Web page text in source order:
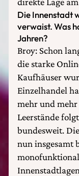
Die Innenstadt
verwaist. Was
Jahren?
Broy: Schon
die starke
Kaufhäuser
Einzelhandel
mehr und
Leerstände
bundesweit.
nun insgesamt